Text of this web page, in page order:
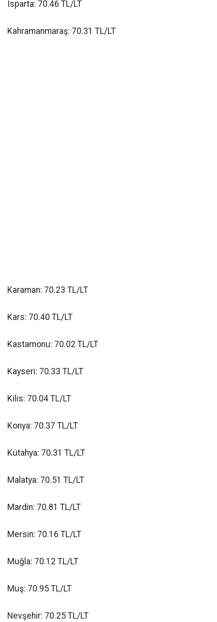
Isparta: 70.46 TL/LT
Kahramanmaraş: 70.31 TL/LT
Karaman: 70.23 TL/LT
Kars: 70.40 TL/LT
Kastamonu: 70.02 TL/LT
Kayseri: 70.33 TL/LT
Kilis: 70.04 TL/LT
Konya: 70.37 TL/LT
Kütahya: 70.31 TL/LT
Malatya: 70.51 TL/LT
Mardin: 70.81 TL/LT
Mersin: 70.16 TL/LT
Muğla: 70.12 TL/LT
Muş: 70.95 TL/LT
Nevşehir: 70.25 TL/LT